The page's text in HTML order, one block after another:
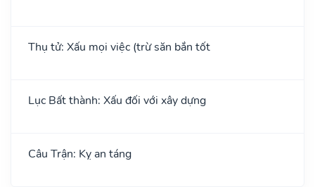
Thụ tử: Xấu mọi việc (trừ săn bắn tốt
Lục Bất thành: Xấu đối với xây dựng
Câu Trận: Kỵ an táng